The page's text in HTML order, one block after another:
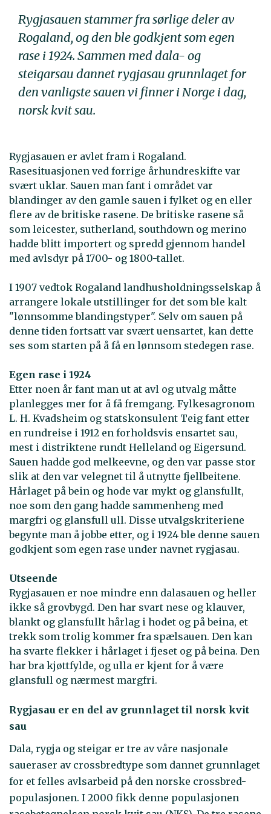
Rygjasauen stammer fra sørlige deler av
Rogaland, og den ble godkjent som egen
rase i 1924. Sammen med dala- og
steigarsau dannet rygjasau grunnlaget for
den vanligste sauen vi finner i Norge i dag,
norsk kvit sau.
Rygjasauen er avlet fram i Rogaland.
Rasesituasjonen ved forrige århundreskifte var
svært uklar. Sauen man fant i området var
blandinger av den gamle sauen i fylket og en eller
flere av de britiske rasene. De britiske rasene så
som leicester, sutherland, southdown og merino
hadde blitt importert og spredd gjennom handel
med avlsdyr på 1700- og 1800-tallet.
I 1907 vedtok Rogaland landhusholdningsselskap å
arrangere lokale utstillinger for det som ble kalt
"lønnsomme blandingstyper". Selv om sauen på
denne tiden fortsatt var svært uensartet, kan dette
ses som starten på å få en lønnsom stedegen rase.
Egen rase i 1924
Etter noen år fant man ut at avl og utvalg måtte
planlegges mer for å få fremgang. Fylkesagronom
L. H. Kvadsheim og statskonsulent Teig fant etter
en rundreise i 1912 en forholdsvis ensartet sau,
mest i distriktene rundt Helleland og Eigersund.
Sauen hadde god melkeevne, og den var passe stor
slik at den var velegnet til å utnytte fjellbeitene.
Hårlaget på bein og hode var mykt og glansfullt,
noe som den gang hadde sammenheng med
margfri og glansfull ull. Disse utvalgskriteriene
begynte man å jobbe etter, og i 1924 ble denne sauen
godkjent som egen rase under navnet rygjasau.
Utseende
Rygjasauen er noe mindre enn dalasauen og heller
ikke så grovbygd. Den har svart nese og klauver,
blankt og glansfullt hårlag i hodet og på beina, et
trekk som trolig kommer fra spælsauen. Den kan
ha svarte flekker i hårlaget i fjeset og på beina. Den
har bra kjøttfylde, og ulla er kjent for å være
glansfull og nærmest margfri.
Rygjasau er en del av grunnlaget til norsk kvit
sau
Dala, rygja og steigar er tre av våre nasjonale
saueraser av crossbredtype som dannet grunnlaget
for et felles avlsarbeid på den norske crossbred-
populasjonen. I 2000 fikk denne populasjonen